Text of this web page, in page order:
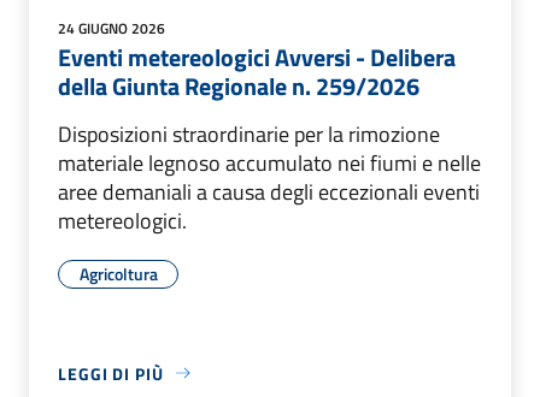
24 GIUGNO 2026
Eventi metereologici Avversi - Delibera
della Giunta Regionale n. 259/2026
Disposizioni straordinarie per la rimozione
materiale legnoso accumulato nei fiumi e nelle
aree demaniali a causa degli eccezionali eventi
metereologici.
Agricoltura
LEGGI DI PIÙ